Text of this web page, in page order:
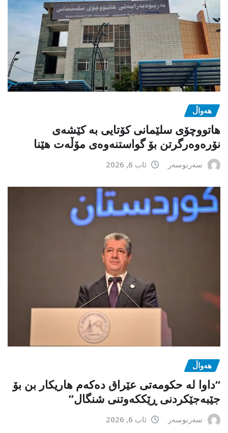
هەواڵ
هاتووچۆی سلێمانی کۆتایی بە کێشەی
نۆرەوەرگرتن بۆ گواستنەوەی مۆڵەت هێنا
سەرنوسەر ئاب 6, 2026
هەواڵ
“داوا لە حكومەتی عێراق دەكەم هاریكار بن بۆ
جێبەجێكردنی ڕێككەوتنی شنگال”
سەرنوسەر ئاب 6, 2026